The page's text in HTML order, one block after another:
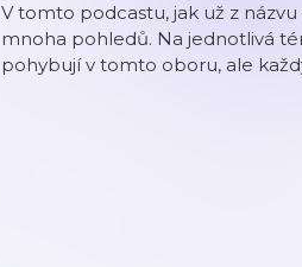
V tomto podcastu, jak už z
mnoha pohledů. Na jednotlivá
pohybují v tomto oboru, ale